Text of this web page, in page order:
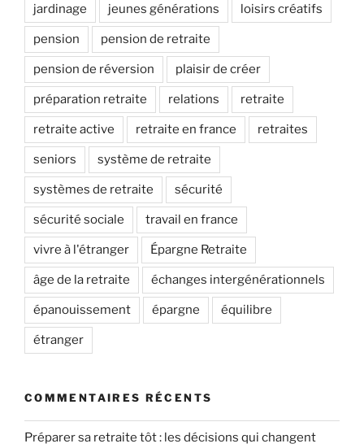
jardinage jeunes générations loisirs créatifs
pension pension de retraite
pension de réversion plaisir de créer
préparation retraite relations retraite
retraite active retraite en france retraites
seniors système de retraite
systèmes de retraite sécurité
sécurité sociale travail en france
vivre à l'étranger Épargne Retraite
âge de la retraite échanges intergénérationnels
épanouissement épargne équilibre
étranger
COMMENTAIRES RÉCENTS
Préparer sa retraite tôt : les décisions qui changent